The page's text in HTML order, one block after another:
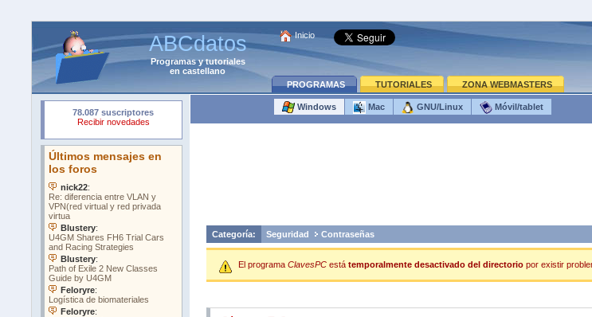
ABCdatos
Programasytutoriales
en castellano
Inicio
PROGRAMAS TUTORIALES ZONA WEBMASTERS
Windows Mac GNU/Linux Móvil/tablet
Categoría: Seguridad Contraseñas
El programa ClavesPCestá temporalmente desactivado del directoriopor existir